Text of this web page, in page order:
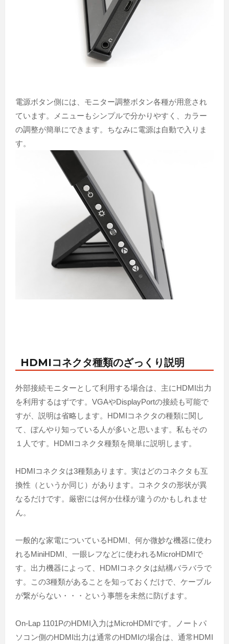
電源ボタン側には、モニター調整ボタン各種が用意され
ています。メニューもシンプルで分かりやすく、カラー
の調整が簡単にできます。ちなみに電源は自動で入りま
す。
HDMIコネクタ種類のざっくり説明
外部接続モニターとして利用する場合は、主にHDMI出力
を利用するはずです。VGAやDisplayPortの接続も可能で
すが、説明は省略します。HDMIコネクタの種類に関し
て、ぼんやり知っている人が多いと思います。私もその
１人です。HDMIコネクタ種類を簡単に説明します。
HDMIコネクタは3種類あります。実はどのコネクタも互
換性（というか同じ）があります。コネクタの形状が異
なるだけです。厳密には何か仕様が違うのかもしれませ
ん。
一般的な家電についているHDMI、何か微妙な機器に使わ
れるMiniHDMI、一眼レフなどに使われるMicroHDMIで
す。出力機器によって、HDMIコネクタは結構バラバラで
す。この3種類があることを知っておくだけで、ケーブル
が繋がらない・・・という事態を未然に防げます。
On-Lap 1101PのHDMI入力はMicroHDMIです。ノートパ
ソコン側のHDMI出力は通常のHDMIの場合は、通常HDMI